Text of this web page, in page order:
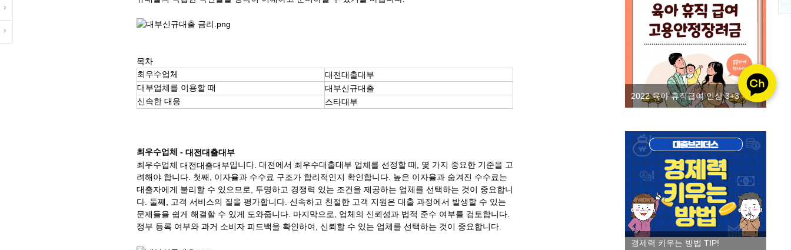
2022 육아 휴직급여 인상 3+3 부모 육아휴직제 고용안정장려금을 알아보자
경제력 키우는 방법 TIP!
목차
최우수업체
대전대출대부
대부업체를 이용할 때
대부신규대출
신속한 대응
스타대부
최우수업체 - 대전대출대부
최우수업체 대전대출대부입니다. 대전에서 최우수대출대부 업체를 선정할 때, 몇 가지 중요한 기준을 고
려해야 합니다. 첫째, 이자율과 수수료 구조가 합리적인지 확인합니다. 높은 이자율과 숨겨진 수수료는
대출자에게 불리할 수 있으므로, 투명하고 경쟁력 있는 조건을 제공하는 업체를 선택하는 것이 중요합니
다. 둘째, 고객 서비스의 질을 평가합니다. 신속하고 친절한 고객 지원은 대출 과정에서 발생할 수 있는
문제들을 쉽게 해결할 수 있게 도와줍니다. 마지막으로, 업체의 신뢰성과 법적 준수 여부를 검토합니다.
정부 등록 여부와 과거 소비자 피드백을 확인하여, 신뢰할 수 있는 업체를 선택하는 것이 중요합니다.